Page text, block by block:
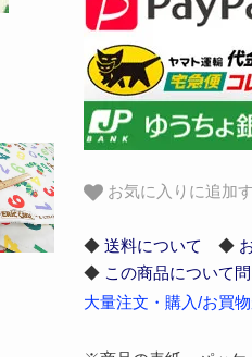
お気に入りに追加
◆ 送料について ◆
◆ この商品について
大量注文・購入/お買